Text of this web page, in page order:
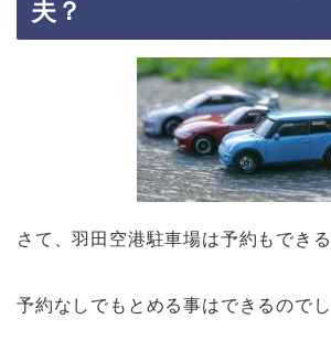
夫？
さて、羽田空港駐車場は予約もでき
予約なしでもとめる事はできるのでし